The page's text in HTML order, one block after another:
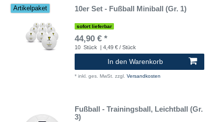
Artikelpaket 10er Set - Fußball Miniball (Gr. 1)
sofort lieferbar
44,90 € *
10 Stück | 4,49 € / Stück
In den Warenkorb
* inkl. ges. MwSt. zzgl. Versandkosten
Fußball - Trainingsball, Leichtball (Gr.
3)